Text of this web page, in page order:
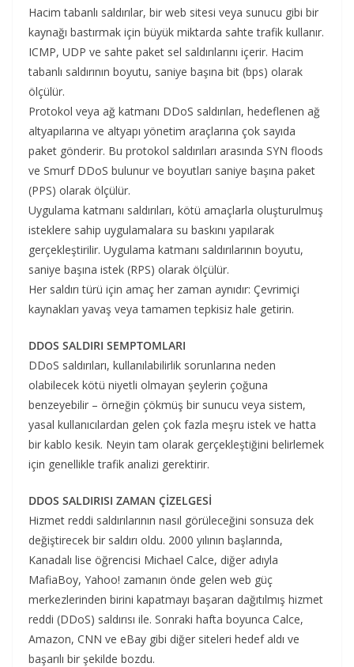
Hacim tabanlı saldırılar, bir web sitesi veya sunucu gibi bir
kaynağı bastırmak için büyük miktarda sahte trafik kullanır.
ICMP, UDP ve sahte paket sel saldırılarını içerir. Hacim
tabanlı saldırının boyutu, saniye başına bit (bps) olarak
ölçülür.
Protokol veya ağ katmanı DDoS saldırıları, hedeflenen ağ
altyapılarına ve altyapı yönetim araçlarına çok sayıda
paket gönderir. Bu protokol saldırıları arasında SYN floods
ve Smurf DDoS bulunur ve boyutları saniye başına paket
(PPS) olarak ölçülür.
Uygulama katmanı saldırıları, kötü amaçlarla oluşturulmuş
isteklere sahip uygulamalara su baskını yapılarak
gerçekleştirilir. Uygulama katmanı saldırılarının boyutu,
saniye başına istek (RPS) olarak ölçülür.
Her saldırı türü için amaç her zaman aynıdır: Çevrimiçi
kaynakları yavaş veya tamamen tepkisiz hale getirin.
DDOS SALDIRI SEMPTOMLARI
DDoS saldırıları, kullanılabilirlik sorunlarına neden
olabilecek kötü niyetli olmayan şeylerin çoğuna
benzeyebilir – örneğin çökmüş bir sunucu veya sistem,
yasal kullanıcılardan gelen çok fazla meşru istek ve hatta
bir kablo kesik. Neyin tam olarak gerçekleştiğini belirlemek
için genellikle trafik analizi gerektirir.
DDOS SALDIRISI ZAMAN ÇİZELGESİ
Hizmet reddi saldırılarının nasıl görüleceğini sonsuza dek
değiştirecek bir saldırı oldu. 2000 yılının başlarında,
Kanadalı lise öğrencisi Michael Calce, diğer adıyla
MafiaBoy, Yahoo! zamanın önde gelen web güç
merkezlerinden birini kapatmayı başaran dağıtılmış hizmet
reddi (DDoS) saldırısı ile. Sonraki hafta boyunca Calce,
Amazon, CNN ve eBay gibi diğer siteleri hedef aldı ve
başarılı bir şekilde bozdu.